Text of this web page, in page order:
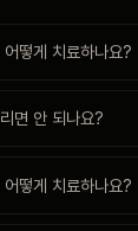
떻게 치료하나요?
면 안 되나요?
떻게 치료하나요?